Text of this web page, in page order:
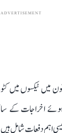
ADVERTISEMENT
ٹیکسوں میں
اخراجات کے
اہم دفعات شامل